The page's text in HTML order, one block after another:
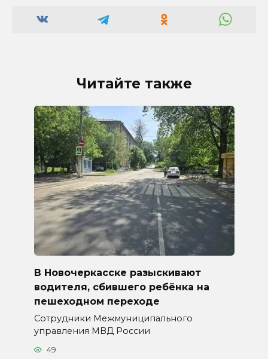
Читайте также
В Новочеркасске разыскивают
водителя, сбившего ребёнка на
пешеходном переходе
Сотрудники Межмуниципального
управления МВД России
49